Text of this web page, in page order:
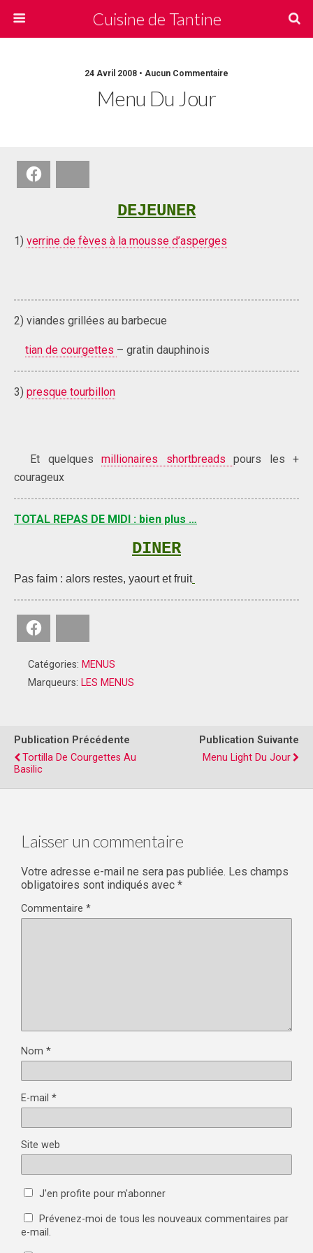
Cuisine de Tantine
24 Avril 2008 • Aucun Commentaire
Menu Du Jour
DEJEUNER
1) verrine de fèves à la mousse d’asperges
2) viandes grillées au barbecue
tian de courgettes – gratin dauphinois
3) presque tourbillon
Et quelques millionaires shortbreads pours les +
courageux
TOTAL REPAS DE MIDI : bien plus …
DINER
Pas faim : alors restes, yaourt et fruit
Catégories: MENUS
Marqueurs: LES MENUS
Publication Précédente
Tortilla De Courgettes Au
Basilic
Publication Suivante
Menu Light Du Jour
Laisser un commentaire
Votre adresse e-mail ne sera pas publiée. Les champs
obligatoires sont indiqués avec *
Commentaire *
Nom *
E-mail *
Site web
J'en profite pour m'abonner
Prévenez-moi de tous les nouveaux commentaires par
e-mail.